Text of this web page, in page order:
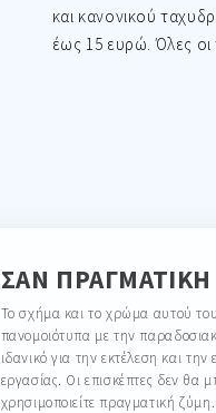
και κανονικού
έως 15 ευρώ. Όλες οι
ΣΑΝ
Το σχήμα και το χρώμα αυτού του
πανομοιότυπα με την
ιδανικό για την εκτέλεση και
εργασίας. Οι επισκέπτες δεν θα
χρησιμοποιείτε πραγματική ζύμη.